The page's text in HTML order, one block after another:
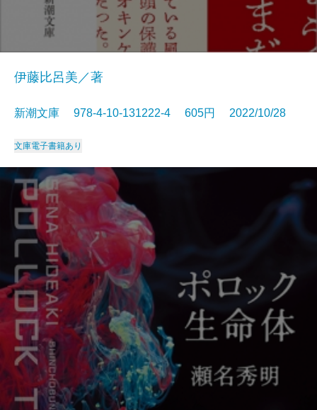
伊藤比呂美／著
新潮文庫 978-4-10-131222-4 605円 2022/10/28
文庫電子書籍あり